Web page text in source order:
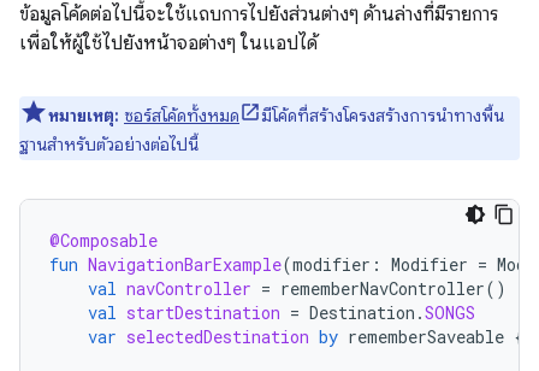
ข้อมูลโค้ดต่อไปนี้จะใช้แถบการไปยังส่วนต่างๆ ด้านล่างที่มีรายการ
เพื่อให้ผู้ใช้ไปยังหน้าจอต่างๆ ในแอปได้
หมายเหตุ: ซอร์สโค้ดทั้งหมด
มีโค้ดที่สร้างโครงสร้างการนำทางพื้น
ฐานสำหรับตัวอย่างต่อไปนี้
@Composable
fun NavigationBarExample(modifier : Modifier =
val navController = rememberNavController()
val startDestination = Destination .SONGS
var selectedDestination by rememberSaveable {